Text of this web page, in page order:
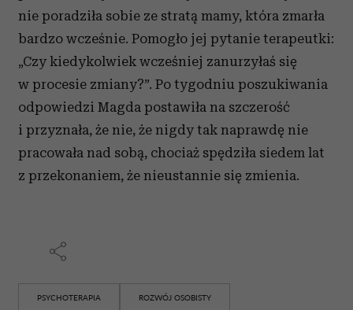
nie poradziła sobie ze stratą mamy, która zmarła
bardzo wcześnie. Pomogło jej pytanie terapeutki:
„Czy kiedykolwiek wcześniej zanurzyłaś się
w procesie zmiany?”. Po tygodniu poszukiwania
odpowiedzi Magda postawiła na szczerość
i przyznała, że nie, że nigdy tak naprawdę nie
pracowała nad sobą, chociaż spędziła siedem lat
z przekonaniem, że nieustannie się zmienia.
PSYCHOTERAPIA ROZWÓJ OSOBISTY